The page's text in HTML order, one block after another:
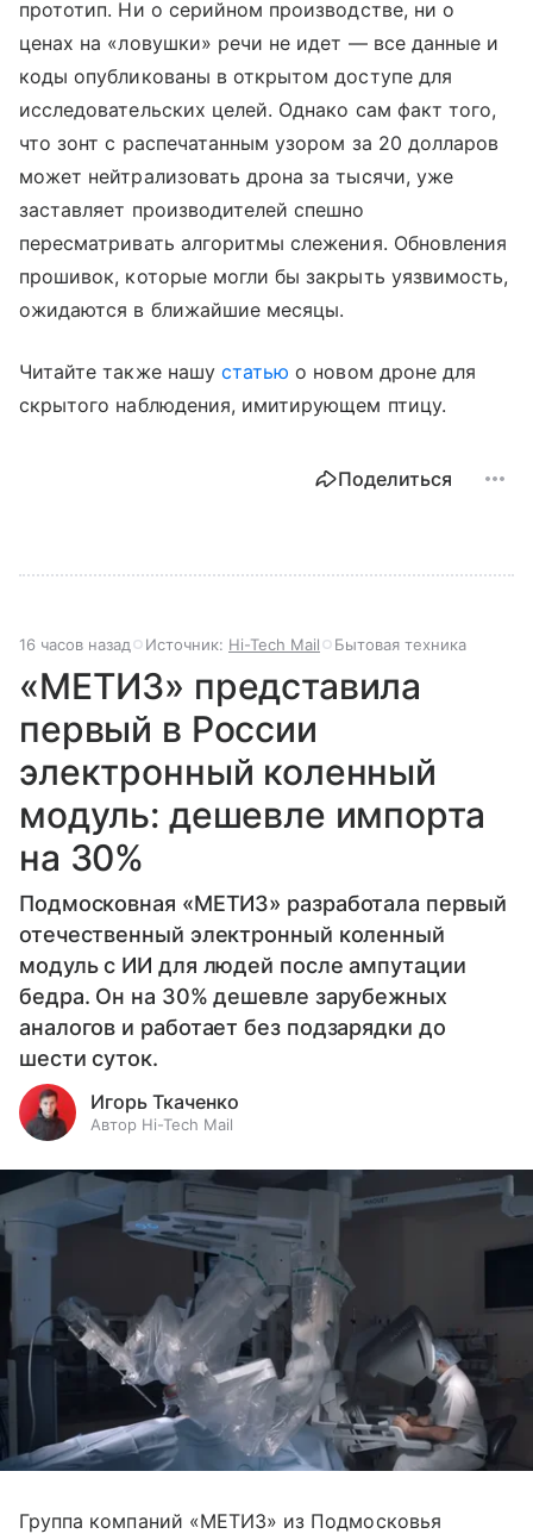
прототип. Ни о серийном производстве, ни о
ценах на «ловушки» речи не идет — все данные и
коды опубликованы в открытом доступе для
исследовательских целей. Однако сам факт того,
что зонт с распечатанным узором за 20 долларов
может нейтрализовать дрона за тысячи, уже
заставляет производителей спешно
пересматривать алгоритмы слежения. Обновления
прошивок, которые могли бы закрыть уязвимость,
ожидаются в ближайшие месяцы.
Читайте также нашу статью о новом дроне для
скрытого наблюдения, имитирующем птицу.
Поделиться
16 часов назад Источник: Hi-Tech Mail Бытовая техника
«МЕТИЗ» представила
первый в России
электронный коленный
модуль: дешевле импорта
на 30%
Подмосковная «МЕТИЗ» разработала первый
отечественный электронный коленный
модуль с ИИ для людей после ампутации
бедра. Он на 30% дешевле зарубежных
аналогов и работает без подзарядки до
шести суток.
Игорь Ткаченко
Автор Hi-Tech Mail
Группа компаний «МЕТИЗ» из Подмосковья